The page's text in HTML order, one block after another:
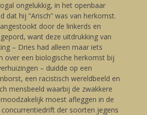
ongelukkig, in het openbaar
dat hij ”Arisch” was van herkomst.
door de linkerds en
want deze uitdrukking van
– Dries had alleen maar iets
over een biologische herkomst bij
– duidde op een
een racistisch wereldbeeld en
mensbeeld waarbij de zwakkere
moest afleggen in de
der soorten jegens